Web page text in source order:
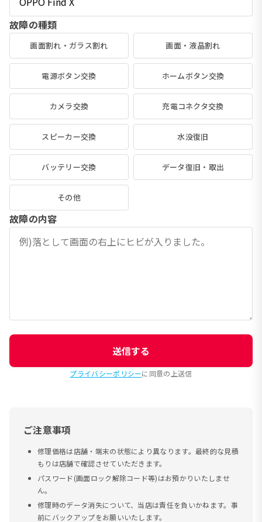
故障の種類
画面割れ・ガラス割れ 画面・液晶割れ
電源ボタン交換 ホームボタン交換
カメラ交換 充電コネクタ交換
スピーカー交換 水没復旧
バッテリー交換 データ復旧・取出
その他
故障の内容
送信する
プライバシーポリシーに同意の上送信
ご注意事項
修理価格は店舗・端末の状態により異なります。最終的な見積
もりは店舗で確認させていただきます。
パスワード(画面ロック解除コード等)はお預かりいたしませ
ん。
修理時のデータ消失について、当店は責任を負いかねます。事
前にバックアップをお願いいたします。